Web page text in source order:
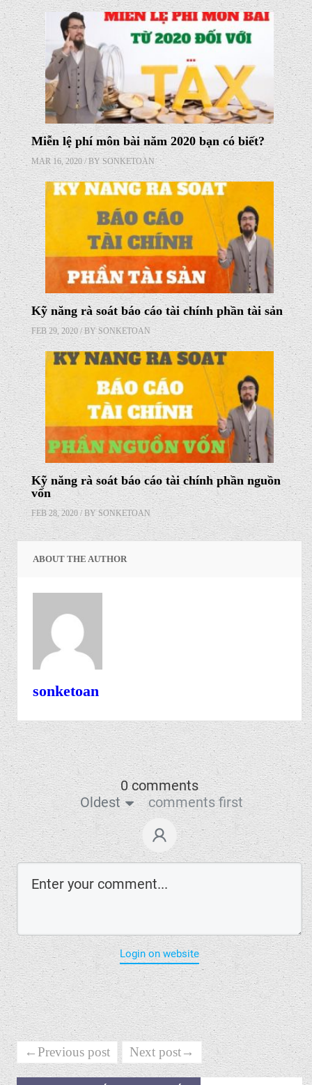
Miễn lệ phí môn bài năm 2020 bạn có biết?
MAR 16, 2020 / BYSONKETOAN
Kỹ năng rà soát báo cáo tài chính phần tài sản
FEB 29, 2020 / BYSONKETOAN
Kỹ năng rà soát báo cáo tài chính phần nguồn
vốn
FEB 28, 2020 / BYSONKETOAN
ABOUT THE AUTHOR
sonketoan
0 comments
Oldest
comments first
Login on website
←Previous post Next post→